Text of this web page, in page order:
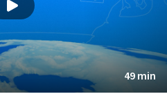
49 min